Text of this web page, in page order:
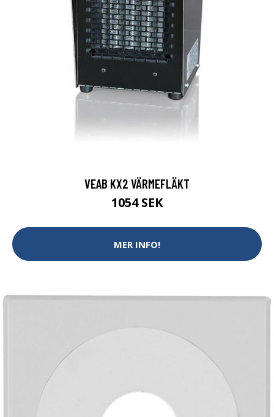
VEAB KX2 VÄRMEFLÄKT
1054 SEK
MER INFO!